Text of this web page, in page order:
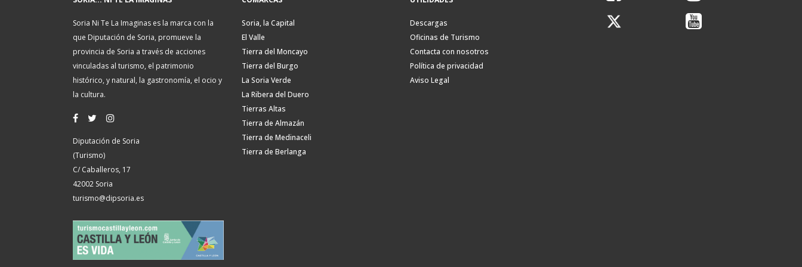
Soria Ni Te La Imaginas es la marca con la
que Diputación de Soria, promueve la
provincia de Soria a través de acciones
vinculadas al turismo, el patrimonio
histórico, y natural, la gastronomía, el ocio y
la cultura.
Diputación de Soria
(Turismo)
C/ Caballeros, 17
42002 Soria
turismo@dipsoria.es
Soria, la Capital
El Valle
Tierra del Moncayo
Tierra del Burgo
La Soria Verde
La Ribera del Duero
Tierras Altas
Tierra de Almazán
Tierra de Medinaceli
Tierra de Berlanga
Descargas
Oficinas de Turismo
Contacta con nosotros
Política de privacidad
Aviso Legal